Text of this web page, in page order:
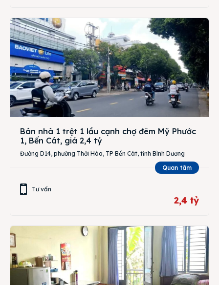
Bán nhà 1 trệt 1 lầu cạnh chợ đêm Mỹ Phước
1, Bến Cát, giá 2,4 tỷ
Đường D14, phường Thới Hòa, TP Bến Cát, tỉnh Bình Dương
Quan tâm
Tư vấn
2,4 tỷ